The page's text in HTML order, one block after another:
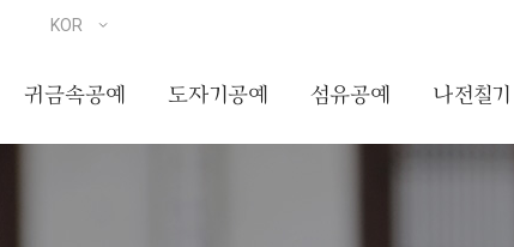
귀금속공예 도자기공예 섬유공예 나전칠기